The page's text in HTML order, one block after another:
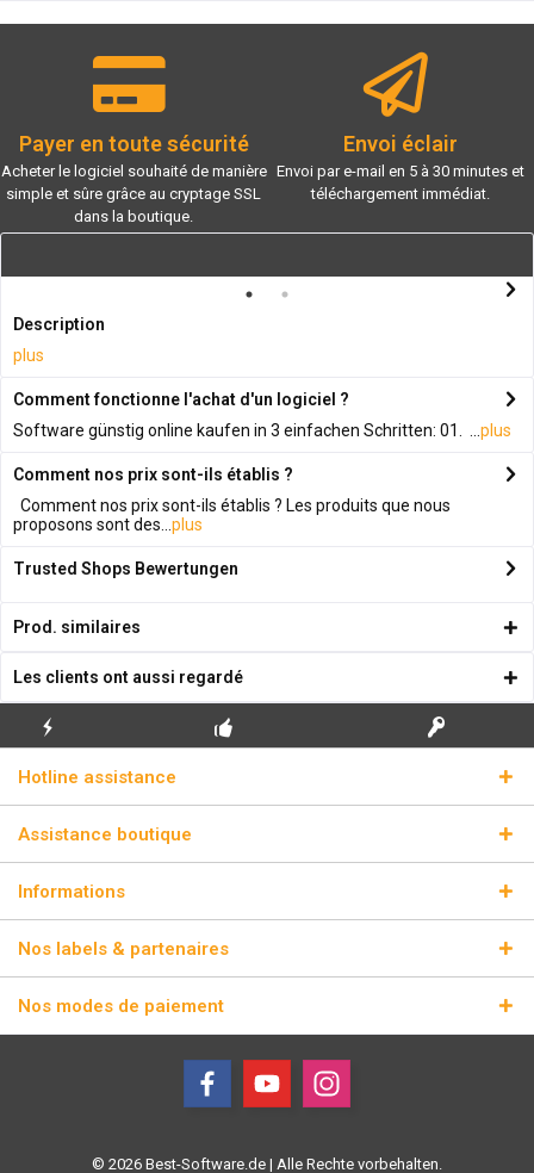
Payer en toute sécurité
Acheter le logiciel souhaité de manière
simple et sûre grâce au cryptage SSL
dans la boutique.
Envoi éclair
Envoi par e-mail en 5 à 30 minutes et
téléchargement immédiat.
Description
plus
Comment fonctionne l'achat d'un logiciel ?
Software günstig online kaufen in 3 einfachen Schritten: 01. ... plus
Comment nos prix sont-ils établis ?
Comment nos prix sont-ils établis ? Les produits que nous
proposons sont des... plus
Trusted Shops Bewertungen
Prod. similaires
Les clients ont aussi regardé
ÉCLAIR
Hotline assistance
Assistance boutique
Informations
Nos labels & partenaires
Nos modes de paiement
© 2026 Best-Software.de | Alle Rechte vorbehalten.